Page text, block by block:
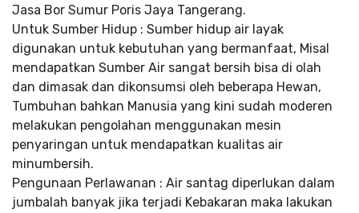
Jasa Bor Sumur Poris Jaya Tangerang.
Untuk Sumber Hidup : Sumber hidup air layak
digunakan untuk kebutuhan yang bermanfaat, Misal
mendapatkan Sumber Air sangat bersih bisa di olah
dan dimasak dan dikonsumsi oleh beberapa Hewan,
Tumbuhan bahkan Manusia yang kini sudah moderen
melakukan pengolahan menggunakan mesin
penyaringan untuk mendapatkan kualitas air
minumbersih.
Pengunaan Perlawanan : Air santag diperlukan dalam
jumbalah banyak jika terjadi Kebakaran maka lakukan